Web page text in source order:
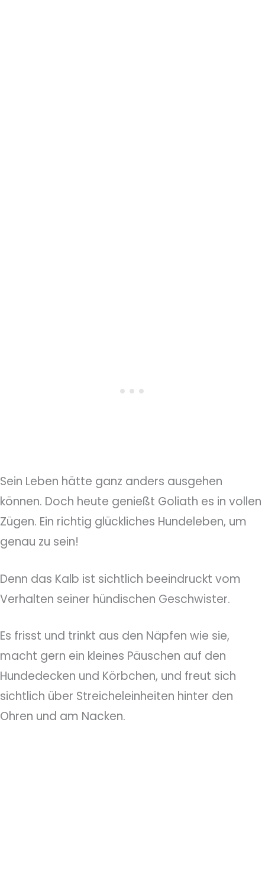
Sein Leben hätte ganz anders ausgehen
können. Doch heute genießt Goliath es in vollen
Zügen. Ein richtig glückliches Hundeleben, um
genau zu sein!
Denn das Kalb ist sichtlich beeindruckt vom
Verhalten seiner hündischen Geschwister.
Es frisst und trinkt aus den Näpfen wie sie,
macht gern ein kleines Päuschen auf den
Hundedecken und Körbchen, und freut sich
sichtlich über Streicheleinheiten hinter den
Ohren und am Nacken.